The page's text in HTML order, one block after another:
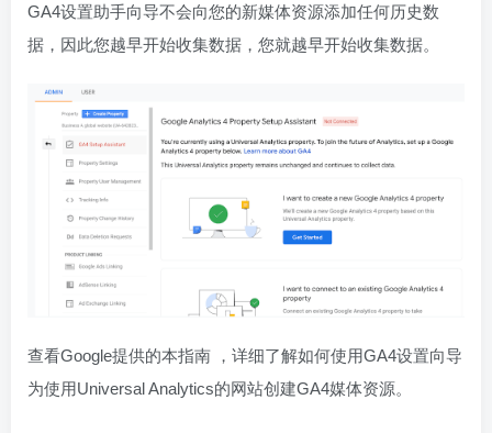
GA4设置助手向导不会向您的新媒体资源添加任何历史数
据，因此您越早开始收集数据，您就越早开始收集数据。
查看Google提供的本指南 ，详细了解如何使用GA4设置向导
为使用Universal Analytics的网站创建GA4媒体资源。